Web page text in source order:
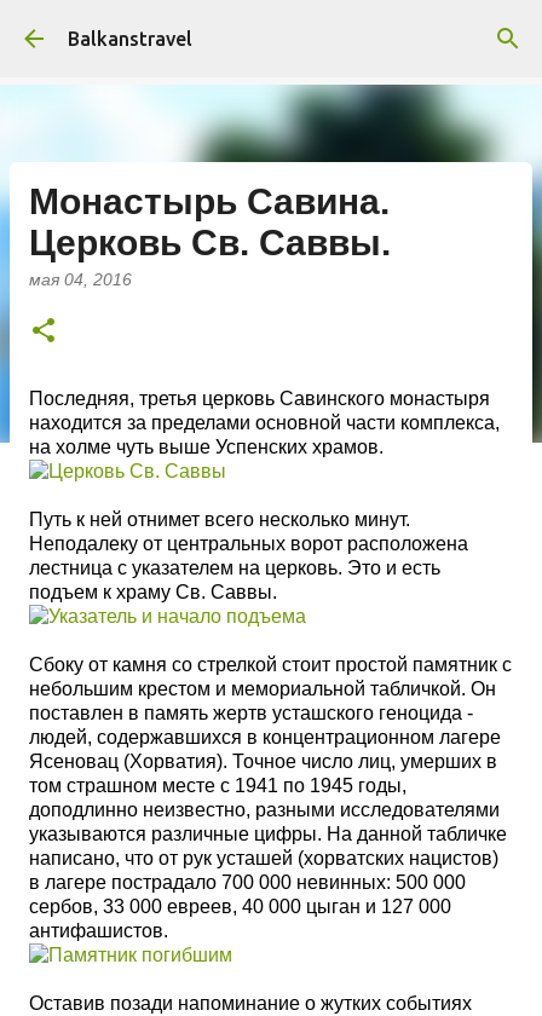
К основному контенту
Balkanstravel
Монастырь Савина.
Церковь Св. Саввы.
мая 04, 2016
Последняя, третья церковь Савинского монастыря
находится за пределами основной части комплекса,
на холме чуть выше Успенских храмов.
Путь к ней отнимет всего несколько минут.
Неподалеку от центральных ворот расположена
лестница с указателем на церковь. Это и есть
подъем к храму Св. Саввы.
Сбоку от камня со стрелкой стоит простой памятник с
небольшим крестом и мемориальной табличкой. Он
поставлен в память жертв усташского геноцида -
людей, содержавшихся в концентрационном лагере
Ясеновац (Хорватия). Точное число лиц, умерших в
том страшном месте с 1941 по 1945 годы,
доподлинно неизвестно, разными исследователями
указываются различные цифры. На данной табличке
написано, что от рук усташей (хорватских нацистов)
в лагере пострадало 700 000 невинных: 500 000
сербов, 33 000 евреев, 40 000 цыган и 127 000
антифашистов.
Оставив позади напоминание о жутких событиях